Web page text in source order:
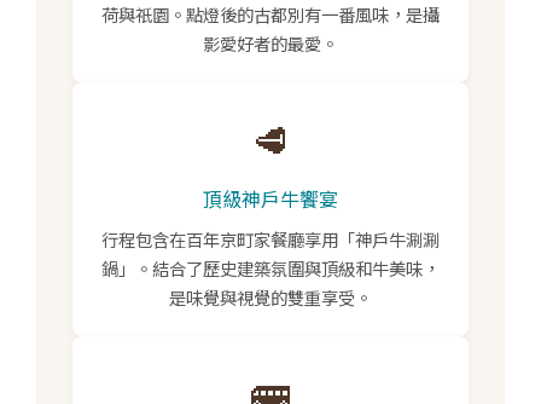
荷與祇園。點燈後的古都別有一番風味，是攝
影愛好者的最愛。
🥩
頂級神戶牛饗宴
行程包含在百年京町家餐廳享用「神戶牛涮涮
鍋」。結合了歷史建築氛圍與頂級和牛美味，
是味覺與視覺的雙重享受。